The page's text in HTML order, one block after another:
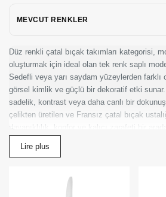
MEVCUT RENKLER
Düz renkli çatal bıçak takımları kategorisi,
oluşturmak için ideal olan tek renk saplı
Sedefli veya yarı saydam yüzeylerden farklı
görsel kimlik ve güçlü bir dekoratif etki
sadelik, kontrast veya daha canlı bir
çelikten üretilen ve Fransız çatal bıçak
dayanıklılık, konfor ve kalıcı zarafeti bir
kategori; düz renkli çatal bıçak takımı,
verir. Masa örtüsü, tabaklar ve dekoratif
sağlayarak tutarlı ve kişisel bir atmosfer
Lire plus